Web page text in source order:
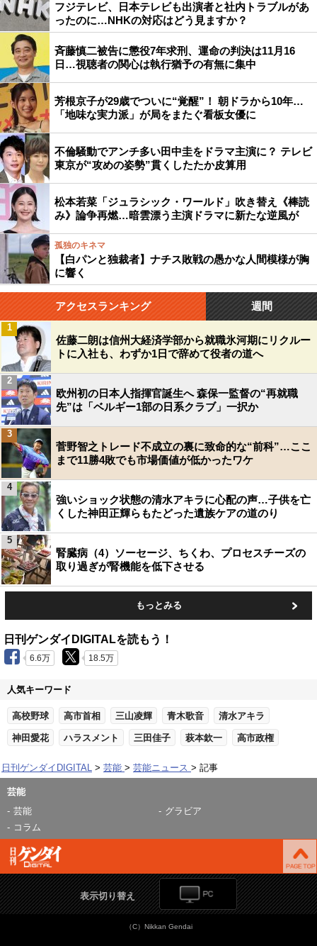
フジテレビ、日本テレビも出演者と社内トラブルがあ
ったのに…NHKの対応はどう見ますか？
斉藤慎二被告に懲役7年求刑、運命の判決は11月16
日…視聴者の関心は執行猶予の有無に集中
芳根京子が29歳でついに“覚醒”！ 朝ドラから10年…
「地味な実力派」が局をまたぐ看板女優に
不倫騒動でアンチ多い田中圭をドラマ主演に？ テレビ
東京が“攻めの姿勢”貫くしたたか皮算用
松本若菜「ジュラシック・ワールド」吹き替え《棒読
み》論争再燃…暗雲漂う主演ドラマに新たな逆風が
孤独のキネマ
【白パンと独裁者】ナチス敗戦の愚かな人間模様が胸
に響く
アクセスランキング 週間
佐藤二朗は信州大経済学部から就職氷河期にリクルー
トに入社も、わずか1日で辞めて役者の道へ
1
欧州初の日本人指揮官誕生へ 森保一監督の“再就職
先”は「ベルギー1部の日系クラブ」一択か
2
菅野智之トレード不成立の裏に致命的な“前科”…ここ
まで11勝4敗でも市場価値が低かったワケ
3
強いショック状態の清水アキラに心配の声…子供を亡
くした神田正輝らもたどった遺族ケアの道のり
4
腎臓病（4）ソーセージ、ちくわ、プロセスチーズの
取り過ぎが腎機能を低下させる
5
もっとみる
日刊ゲンダイDIGITALを読もう！
6.6万 18.5万
人気キーワード
高校野球 高市首相 三山凌輝 青木歌音 清水アキラ
神田愛花 ハラスメント 三田佳子 萩本欽一 高市政権
日刊ゲンダイDIGITAL 芸能 芸能ニュース 記事
芸能
芸能
グラビア
コラム
表示切り替え
（C）Nikkan Gendai